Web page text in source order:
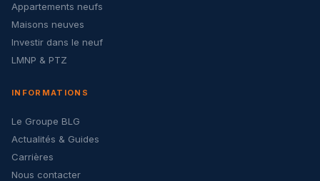
Appartements neufs
Maisons neuves
Investir dans le neuf
LMNP & PTZ
INFORMATIONS
Le Groupe BLG
Actualités & Guides
Carrières
Nous contacter